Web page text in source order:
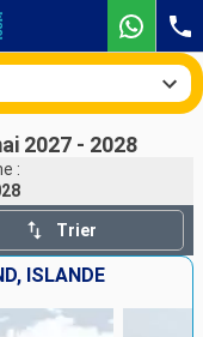
2027 - 2028
:
Trier
ISLANDE